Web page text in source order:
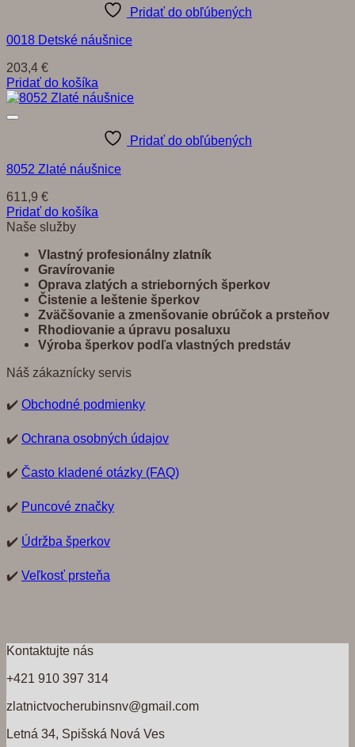
Pridať do obľúbených
0018 Detské náušnice
203,4 €
Pridať do košíka
Pridať do obľúbených
8052 Zlaté náušnice
611,9 €
Pridať do košíka
Naše služby
Vlastný profesionálny zlatník
Gravírovanie
Oprava zlatých a strieborných šperkov
Čistenie a leštenie šperkov
Zväčšovanie a zmenšovanie obrúčok a prsteňov
Rhodiovanie a úpravu posaluxu
Výroba šperkov podľa vlastných predstáv
Náš zákaznícky servis
✔️ Obchodné podmienky
✔️ Ochrana osobných údajov
✔️ Často kladené otázky (FAQ)
✔️ Puncové značky
✔️ Údržba šperkov
✔️ Veľkosť prsteňa
Kontaktujte nás
+421 910 397 314
zlatnictvocherubinsnv@gmail.com
Letná 34, Spišská Nová Ves